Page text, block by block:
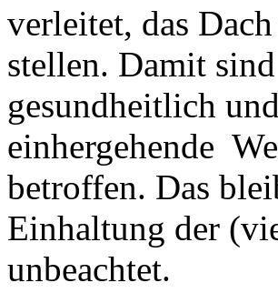
verleitet, das
stellen. Damit
gesundheitlich
einhergehende
betroffen. Das
Einhaltung der
unbeachtet.